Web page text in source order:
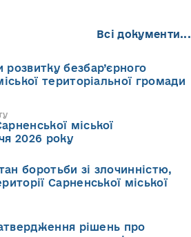
Всі документи...
безбар’єрного
територіальної громади
міської
2026 року
боротьби зі злочинністю,
Сарненської міської
рішень про